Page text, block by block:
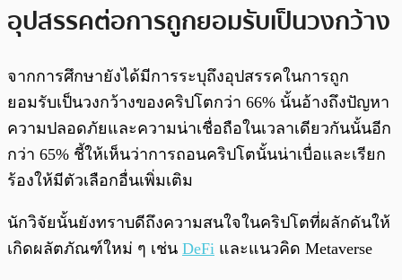
อุปสรรคต่อการถูกยอมรับเป็นวงกว้าง
จากการศึกษายังได้มีการระบุถึงอุปสรรคในการถูก
ยอมรับเป็นวงกว้างของคริปโตกว่า 66% นั้นอ้างถึงปัญหา
ความปลอดภัยและความน่าเชื่อถือในเวลาเดียวกันนั้นอีก
กว่า 65% ชี้ให้เห็นว่าการถอนคริปโตนั้นน่าเบื่อและเรียก
ร้องให้มีตัวเลือกอื่นเพิ่มเติม
นักวิจัยนั้นยังทราบดีถึงความสนใจในคริปโตที่ผลักดันให้
เกิดผลัตภัณฑ์ใหม่ ๆ เช่น DeFi และแนวคิด Metaverse